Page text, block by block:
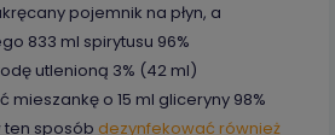
pojemnik na płyn, a
833 ml spirytusu 96%
utlenioną 3% (42 ml)
mieszankę o 15 ml gliceryny 98%
ten sposób dezynfekować również